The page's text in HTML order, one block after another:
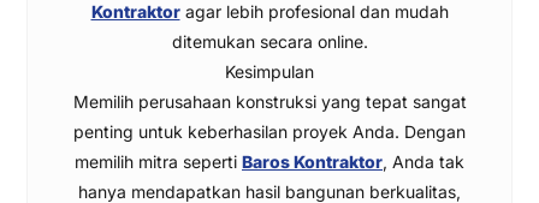
Kontraktoragar lebih profesional dan mudah
ditemukan secara online.
Kesimpulan
Memilih perusahaan konstruksi yang tepat sangat
penting untuk keberhasilan proyek Anda. Dengan
memilih mitra seperti Baros Kontraktor, Anda tak
hanya mendapatkan hasil bangunan berkualitas,